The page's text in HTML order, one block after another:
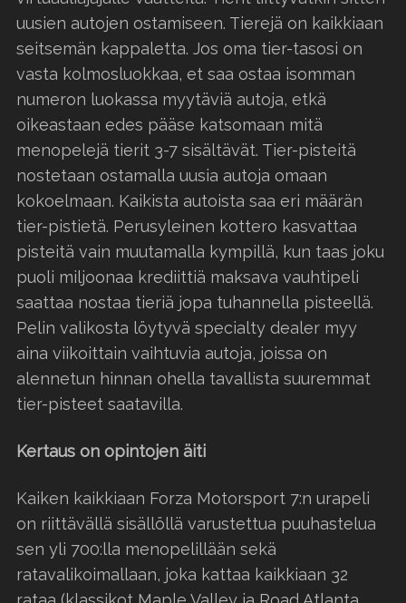
uusien autojen ostamiseen. Tierejä on kaikkiaan
seitsemän kappaletta. Jos oma tier-tasosi on
vasta kolmosluokkaa, et saa ostaa isomman
numeron luokassa myytäviä autoja, etkä
oikeastaan edes pääse katsomaan mitä
menopelejä tierit 3-7 sisältävät. Tier-pisteitä
nostetaan ostamalla uusia autoja omaan
kokoelmaan. Kaikista autoista saa eri määrän
tier-pistietä. Perusyleinen kottero kasvattaa
pisteitä vain muutamalla kympillä, kun taas joku
puoli miljoonaa krediittiä maksava vauhtipeli
saattaa nostaa tieriä jopa tuhannella pisteellä.
Pelin valikosta löytyvä specialty dealer myy
aina viikoittain vaihtuvia autoja, joissa on
alennetun hinnan ohella tavallista suuremmat
tier-pisteet saatavilla.
Kertaus on opintojen äiti
Kaiken kaikkiaan Forza Motorsport 7:n urapeli
on riittävällä sisällöllä varustettua puuhastelua
sen yli 700:lla menopelillään sekä
ratavalikoimallaan, joka kattaa kaikkiaan 32